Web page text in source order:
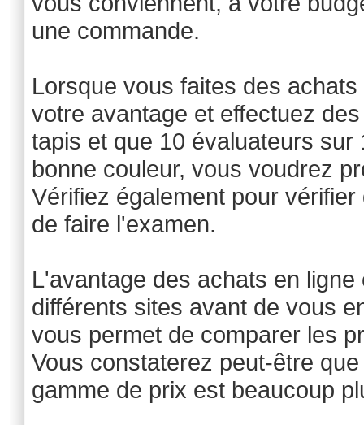
une commande.
Lorsque vous faites des
votre avantage et effectuez
tapis et que 10 évaluateurs
bonne couleur, vous voudrez
Vérifiez également pour
de faire l'examen.
L'avantage des achats en
différents sites avant de vous
vous permet de comparer les
Vous constaterez peut-être
gamme de prix est beaucoup